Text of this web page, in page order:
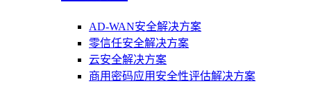
AD-WAN安全解决方案
零信任安全解决方案
云安全解决方案
商用密码应用安全性评估解决方案